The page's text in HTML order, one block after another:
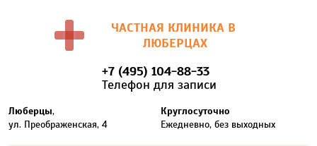
ЧАСТНАЯ КЛИНИКА В
ЛЮБЕРЦАХ
Люберцы,
ул. Преображенская, 4
+7 (495) 104-88-33
Телефон для записи
Круглосуточно
Ежедневно, без выходных